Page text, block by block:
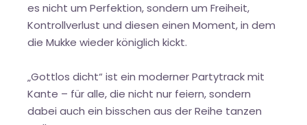
es nicht um Perfektion, sondern um Freiheit,
Kontrollverlust und diesen einen Moment, in dem
die Mukke wieder königlich kickt.
„Gottlos dicht“ ist ein moderner Partytrack mit
Kante – für alle, die nicht nur feiern, sondern
dabei auch ein bisschen aus der Reihe tanzen